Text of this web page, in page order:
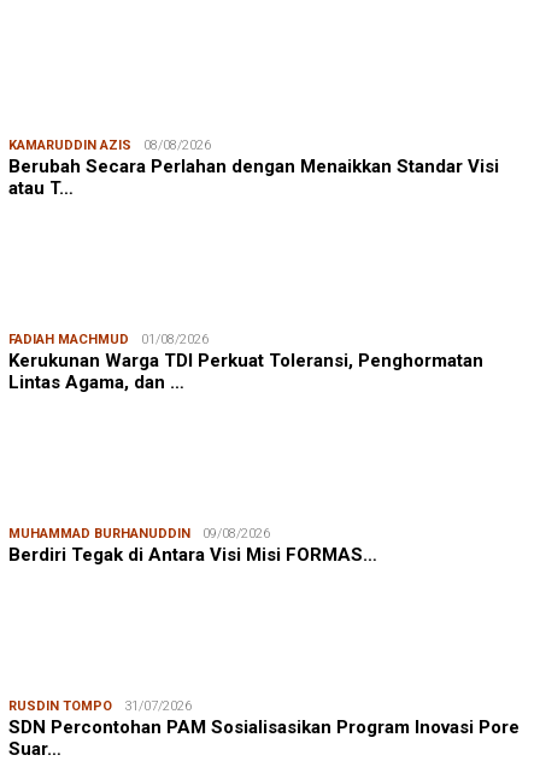
KAMARUDDIN AZIS 08/08/2026
Berubah Secara Perlahan dengan Menaikkan Standar Visi
atau T…
FADIAH MACHMUD 01/08/2026
Kerukunan Warga TDI Perkuat Toleransi, Penghormatan
Lintas Agama, dan …
MUHAMMAD BURHANUDDIN 09/08/2026
Berdiri Tegak di Antara Visi Misi FORMAS…
RUSDIN TOMPO 31/07/2026
SDN Percontohan PAM Sosialisasikan Program Inovasi Pore
Suar…